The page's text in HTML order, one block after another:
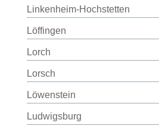
Linkenheim-Hochstetten
Löffingen
Lorch
Lorsch
Löwenstein
Ludwigsburg